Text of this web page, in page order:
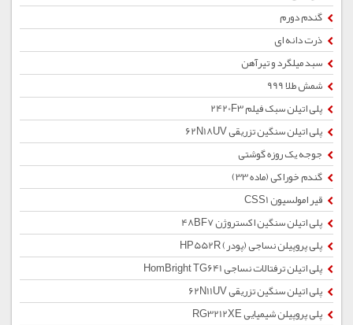
گندم دورم
ذرت دانه ای
سبد میلگرد و تیرآهن
شمش طلا 999
پلی اتیلن سبک فیلم 2420F3
پلی اتیلن سنگین تزریقی 62N18UV
جوجه یک روزه گوشتی
گندم خوراکی (ماده 33)
قیر امولسیون CSS1
پلی اتیلن سنگین اکستروژن 48BF7
پلی پروپیلن نساجی (پودر) HP552R
پلی اتیلن ترفتالات نساجی HomBright TG641
پلی اتیلن سنگین تزریقی 62N11UV
پلی پروپیلن شیمیایی RG3212XE